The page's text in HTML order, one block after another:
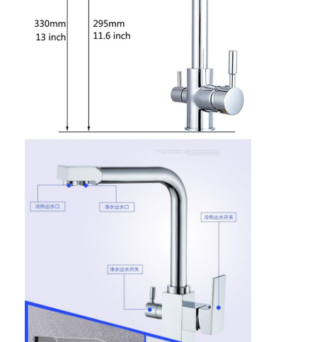
わたしたち に つい て
連絡 ください
ニュース
ステンレス鋼のドアロック
出入口のhandlesets